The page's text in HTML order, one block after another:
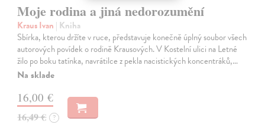
Moje rodina a jiná nedorozumění
Kraus Ivan | Kniha
Sbírka, kterou držíte v ruce, představuje konečně úplný soubor všech
autorových povídek o rodině Krausových. V Kostelní ulici na Letné
žilo po boku tatínka, navrátilce z pekla nacistických koncentráků,…
Na sklade
16,00 €
16,49 € ?